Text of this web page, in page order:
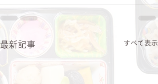
最新記事 すべて表示